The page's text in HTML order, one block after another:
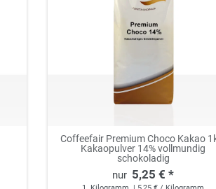
Coffeefair Premium Choco Kakao
Kakaopulver 14% vollmundig
schokoladig
5,25 € *